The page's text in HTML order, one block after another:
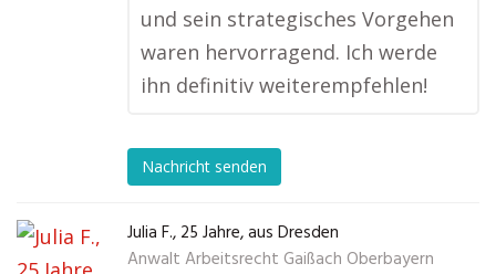
und sein strategisches Vorgehen
waren hervorragend. Ich werde
ihn definitiv weiterempfehlen!
Nachricht senden
Julia F., 25 Jahre, aus Dresden
Anwalt Arbeitsrecht Gaißach Oberbayern